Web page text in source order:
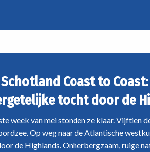
Schotland Coast to
tocht door de
week van mei stonden ze klaar. Vijftien
Op weg naar de Atlantische
de Highlands. Onherbergzaam, ruige